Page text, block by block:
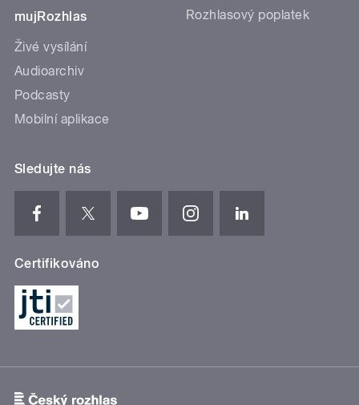
mujRozhlas
Živé vysílání
Audioarchiv
Podcasty
Mobilní aplikace
Rozhlasový poplatek
Sledujte nás
Certifikováno